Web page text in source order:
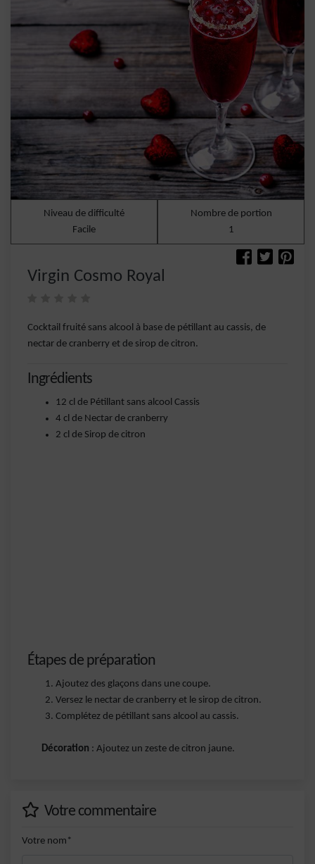
Niveau de difficulté
Facile
Nombre de portion
1
Virgin Cosmo Royal
Cocktail fruité sans alcool à base de pétillant au cassis, de
nectar de cranberry et de sirop de citron.
Ingrédients
12 cl de Pétillant sans alcool Cassis
4 cl de Nectar de cranberry
2 cl de Sirop de citron
Étapes de préparation
Ajoutez des glaçons dans une coupe.
Versez le nectar de cranberry et le sirop de citron.
Complétez de pétillant sans alcool au cassis.
Décoration : Ajoutez un zeste de citron jaune.
Votre commentaire
Votre nom*